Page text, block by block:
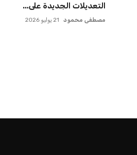
التعديلات الجديدة على...
مصطفى محمود 21 يوليو 2026